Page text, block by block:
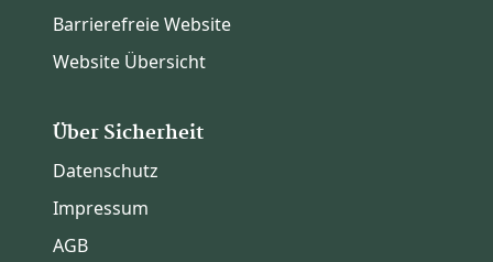
Barrierefreie Website
Website Übersicht
Über Sicherheit
Datenschutz
Impressum
AGB